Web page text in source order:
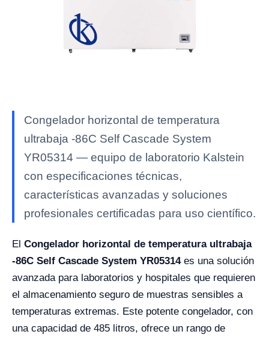
Congelador horizontal de temperatura
ultrabaja -86C Self Cascade System
YR05314 — equipo de laboratorio Kalstein
con especificaciones técnicas,
características avanzadas y soluciones
profesionales certificadas para uso científico.
El Congelador horizontal de temperatura ultrabaja
-86C Self Cascade System YR05314es una solución
avanzada para laboratorios y hospitales que requieren
el almacenamiento seguro de muestras sensibles a
temperaturas extremas. Este potente congelador, con
una capacidad de 485 litros, ofrece un rango de